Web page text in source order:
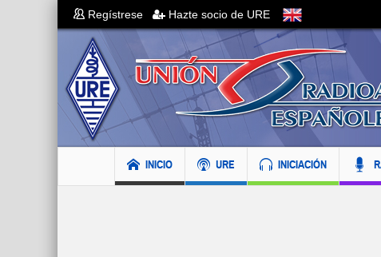
Regístrese Hazte socio de URE
INICIO URE INICIACIÓN